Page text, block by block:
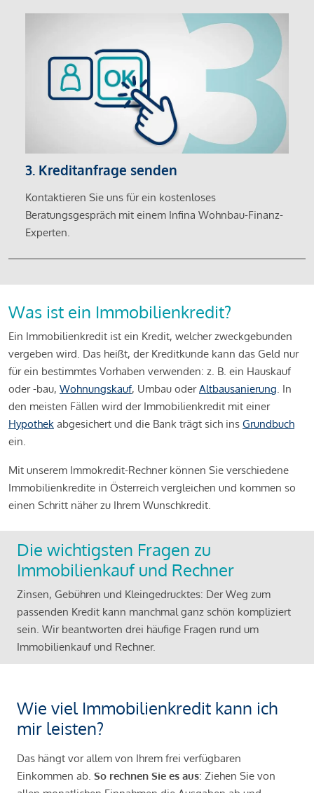
3. Kreditanfrage senden
Kontaktieren Sie uns für ein kostenloses
Beratungsgespräch mit einem Infina Wohnbau-Finanz-
Experten.
Was ist ein Immobilienkredit?
Ein Immobilienkredit ist ein Kredit, welcher zweckgebunden
vergeben wird. Das heißt, der Kreditkunde kann das Geld nur
für ein bestimmtes Vorhaben verwenden: z. B. ein Hauskauf
oder -bau, Wohnungskauf, Umbau oderAltbausanierung. In
den meisten Fällen wird der Immobilienkredit mit einer
Hypothek abgesichert und die Bank trägt sich ins Grundbuch
ein.
Mit unserem Immokredit-Rechner können Sie verschiedene
Immobilienkredite in Österreich vergleichen und kommen so
einen Schritt näher zu Ihrem Wunschkredit.
Die wichtigsten Fragen zu
Immobilienkauf und Rechner
Zinsen, Gebühren und Kleingedrucktes: Der Weg zum
passenden Kredit kann manchmal ganz schön kompliziert
sein. Wir beantworten drei häufige Fragen rund um
Immobilienkauf und Rechner.
Wie viel Immobilienkredit kann ich
mir leisten?
Das hängt vor allem von Ihrem frei verfügbaren
Einkommen ab. So rechnen Sie es aus: Ziehen Sie von